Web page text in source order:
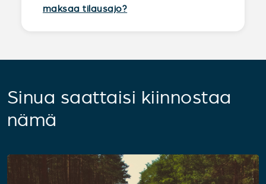
maksaa tilausajo?
Sinua saattaisi kiinnostaa
nämä